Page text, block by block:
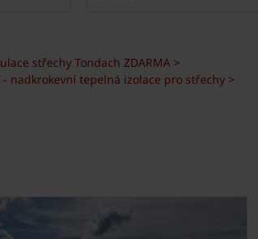
střechy Tondach ZDARMA >
- nadkrokevní tepelná izolace pro střechy >